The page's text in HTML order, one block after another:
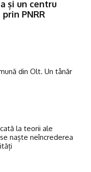
și un centru
PNRR
din Olt. Un tânăr
la teorii ale
naște neîncrederea